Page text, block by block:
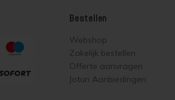
Bestellen
Webshop
Zakelijk bestellen
Offerte aanvragen
Jotun Aanbiedingen